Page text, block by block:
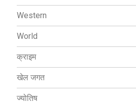
Western
World
क्राइम
खेल जगत
ज्योतिष